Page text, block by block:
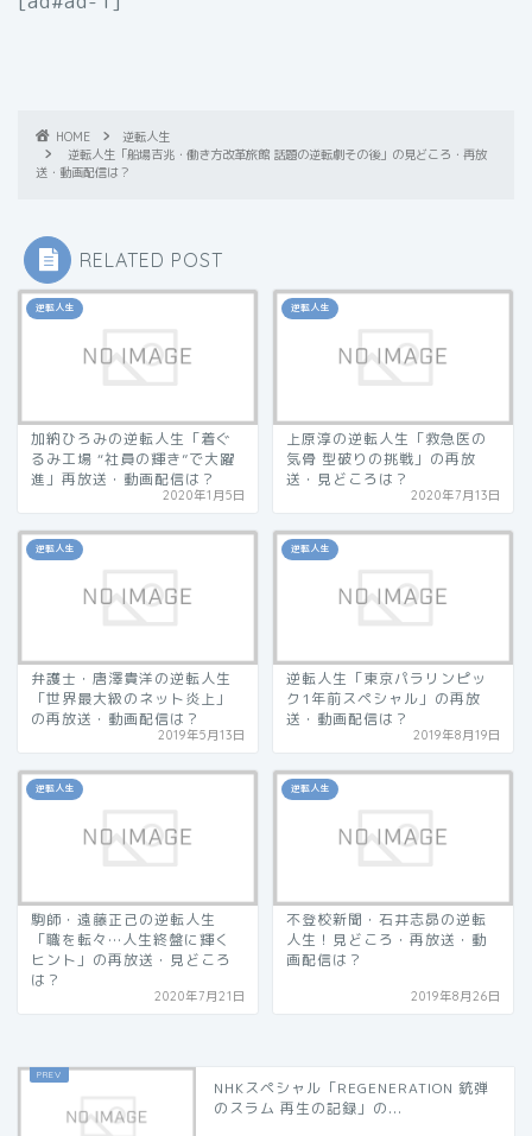
HOME
逆転人生
逆転人生「船場吉兆・働き方改革旅館 話題の逆転劇その後」の見どころ・再放
送・動画配信は？
RELATED POST
逆転人生
加納ひろみの逆転人生「着ぐ
るみ工場 “社員の輝き”で大躍
進」再放送・動画配信は？
2020年1月5日
逆転人生
上原淳の逆転人生「救急医の
気骨 型破りの挑戦」の再放
送・見どころは？
2020年7月13日
逆転人生
弁護士・唐澤貴洋の逆転人生
「世界最大級のネット炎上」
の再放送・動画配信は？
2019年5月13日
逆転人生
逆転人生「東京パラリンピッ
ク1年前スペシャル」の再放
送・動画配信は？
2019年8月19日
逆転人生
駒師・遠藤正己の逆転人生
「職を転々…人生終盤に輝く
ヒント」の再放送・見どころ
は？
2020年7月21日
逆転人生
不登校新聞・石井志昴の逆転
人生！見どころ・再放送・動
画配信は？
2019年8月26日
NHKスペシャル「REGENERATION 銃弾
のスラム 再生の記録」の...